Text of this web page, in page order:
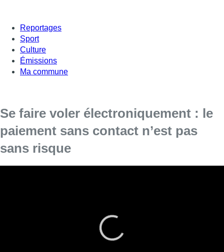
Reportages
Sport
Culture
Émissions
Ma commune
Se faire voler électroniquement : le
paiement sans contact n’est pas
sans risque
défense des consommateurs, il est relativement aisé de
dérober de l’argent à l’insu du propriétaire de la carte. Par
contre, bonne nouvelle, les pochettes de protection anti-